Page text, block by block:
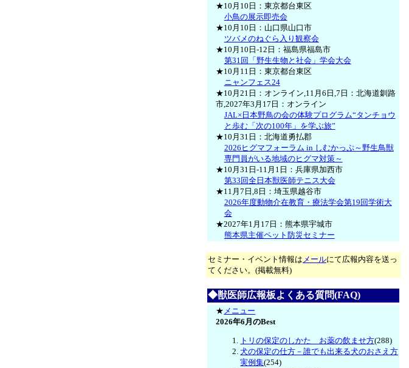
★10月10日：東京都台東区
小鳥の展示即売会
★10月10日：山口県山口市
ツバメのねぐら入り観察会
★10月10日-12日：福島県福島市
第31回「野生生物と社会」学会大会
★10月11日：東京都台東区
ニャンフェス24
★10月21日：オンライン,11月6日,7日：北海道釧路
市,2027年3月17日：オンライン
JAL×日本野鳥の会の体験プログラム“タンチョウ
と歩む「次の100年」を学ぶ旅”
★10月31日：北海道勇払郡
2026ヒグマフォーラム in しむかっぷ～野生鳥獣
専門員がいる地域のヒグマ対策～
★10月31日-11月1日：兵庫県加西市
第33回全日本獣医師テニス大会
★11月7日,8日：埼玉県越谷市
2026年度動物介在教育・療法学会第19回学術大
会
★2027年1月17日：熊本県宇城市
熊本県主催ペット防災セミナー
セミナー・イベント情報は メールにて広報内容を送っ
てください。(掲載無料)
◆獣医師広報板よくある質問(FAQ)
★ メニュー
2026年6月のBest
トリの保定のしかた お薬の飲ませ方(288)
犬の保定の仕方－誰でも出来る犬のおさえ方
実例集(254)